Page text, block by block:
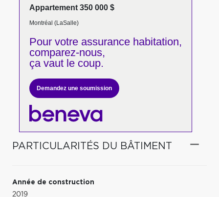
Appartement 350 000 $
Montréal (LaSalle)
Pour votreassurance habitation,
comparez-nous,
ça vaut le coup.
Demandez une soumission
PARTICULARITÉS DU BÂTIMENT
Année de construction
2019